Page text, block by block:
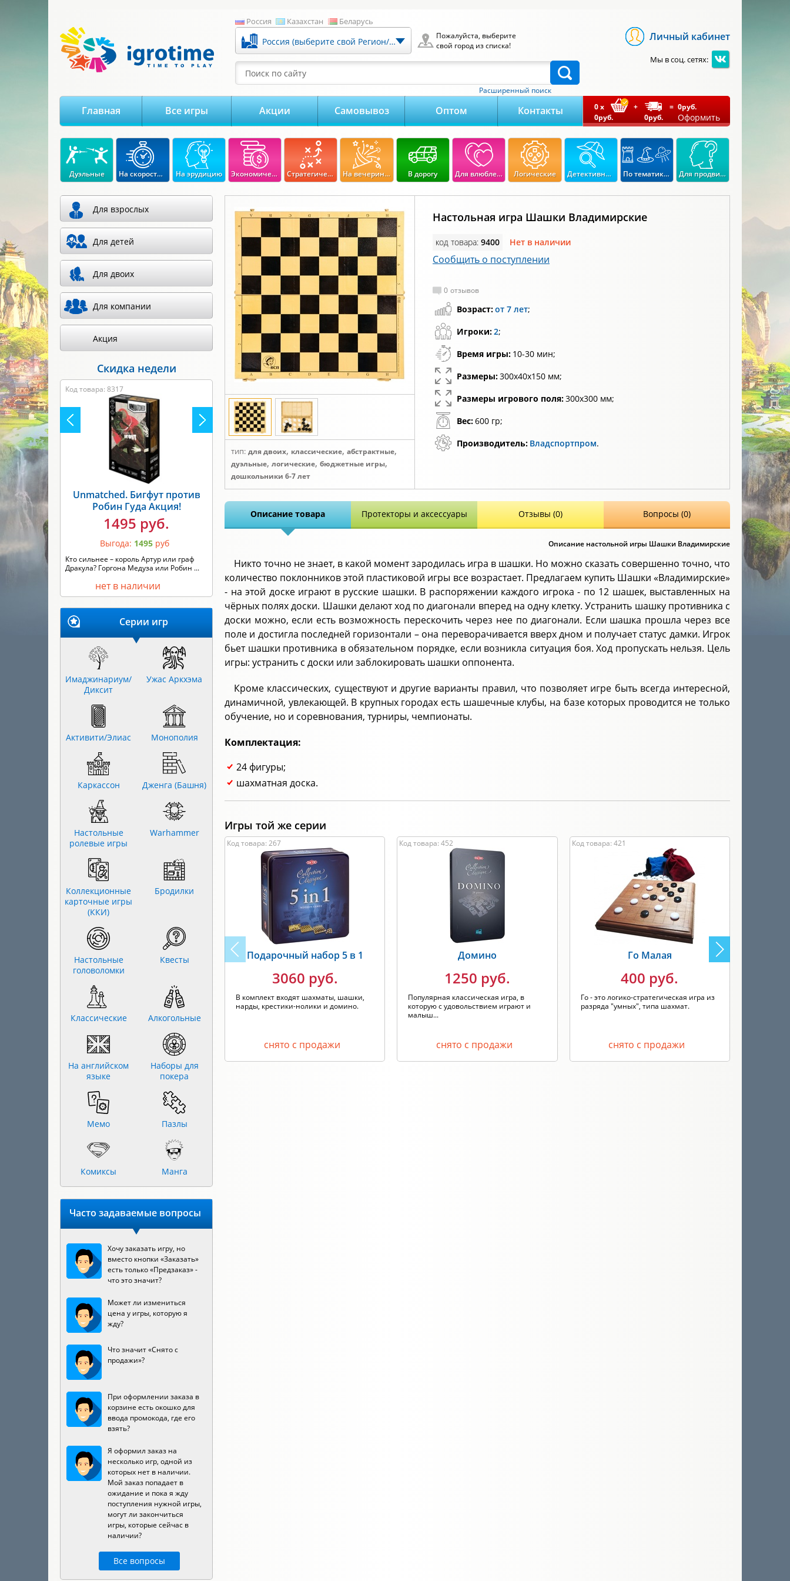
Россия Казахстан Беларусь
Россия (выберите свой Регион/Город)
Пожалуйста, выберите
свой город из списка!
Поиск по сайту
Расширенный поиск
Личный кабинет
Мы в соц. сетях:
Главная Все игры Акции Самовывоз Оптом Контакты 0x
0руб.
+
0руб.
= 0руб.
Оформить
Дуэльные На скорость реакции На эрудицию Экономические Стратегические На вечеринку В дорогу Для влюбленных Логические Детективные По тематикам Для продвинутых
тип: для двоих, классические, абстрактные,
дуэльные, логические, бюджетные игры,
дошкольники 6-7 лет
Настольная игра Шашки Владимирские
код товара: 9400 Нет в наличии
Сообщить о поступлении
0 отзывов
Возраст:от 7 лет;
Игроки:2;
Время игры: 10-30 мин;
Размеры:300х40х150 мм;
Размеры игрового поля:300х300 мм;
Вес:600 гр;
Производитель: Владспортпром.
Описание товара Протекторы и аксессуары Отзывы (0) Вопросы (0)
Описание настольной игры Шашки Владимирские
Никто точно не знает, в какой момент зародилась игра в шашки. Но можно сказать совершенно точно, что
количество поклонников этой пластиковой игры все возрастает. Предлагаем купить Шашки «Владимирские»
- на этой доске играют в русские шашки. В распоряжении каждого игрока - по 12 шашек, выставленных на
чёрных полях доски. Шашки делают ход по диагонали вперед на одну клетку. Устранить шашку противника с
доски можно, если есть возможность перескочить через нее по диагонали. Если шашка прошла через все
поле и достигла последней горизонтали – она переворачивается вверх дном и получает статус дамки. Игрок
бьет шашки противника в обязательном порядке, если возникла ситуация боя. Ход пропускать нельзя. Цель
игры: устранить с доски или заблокировать шашки оппонента.
Кроме классических, существуют и другие варианты правил, что позволяет игре быть всегда интересной,
динамичной, увлекающей. В крупных городах есть шашечные клубы, на базе которых проводится не только
обучение, но и соревнования, турниры, чемпионаты.
Комплектация:
24 фигуры;
шахматная доска.
Игры той же серии
Код товара: 267
Подарочный набор 5 в 1
3060 руб.
В комплект входят шахматы, шашки,
нарды, крестики-нолики и домино.
снято с продажи
Код товара: 452
Домино
1250 руб.
Популярная классическая игра, в
которую с удовольствием играют и
малыш...
снято с продажи
Код товара: 421
Го Малая
400 руб.
Го - это логико-стратегическая игра из
разряда "умных", типа шахмат.
снято с продажи
Для взрослых
Для детей
Для двоих
Для компании
Акция
Скидка недели
Код товара: 8317
Unmatched. Бигфут против
Робин Гуда Акция!
1495 руб.
Выгода: 1495 руб
Кто сильнее – король Артур или граф
Дракула? Горгона Медуза или Робин ...
нет в наличии
Серии игр
Имаджинариум/
Диксит
Ужас Аркхэма
Активити/Элиас Монополия
Каркассон Дженга (Башня)
Настольные
ролевые игры
Warhammer
Коллекционные
карточные игры
(ККИ)
Бродилки
Настольные
головоломки
Квесты
Классические Алкогольные
На английском
языке
Наборы для
покера
Мемо Пазлы
Комиксы Манга
Часто задаваемые вопросы
Хочу заказать игру, но
вместо кнопки «Заказать»
есть только «Предзаказ» -
что это значит?
Может ли измениться
цена у игры, которую я
жду?
Что значит «Снято с
продажи»?
При оформлении заказа в
корзине есть окошко для
ввода промокода, где его
взять?
Я оформил заказ на
несколько игр, одной из
которых нет в наличии.
Мой заказ попадает в
ожидание и пока я жду
поступления нужной игры,
могут ли закончиться
игры, которые сейчас в
наличии?
Все вопросы